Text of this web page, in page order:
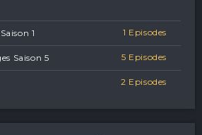
1 1 Episodes
Saison 5 5 Episodes
2 Episodes